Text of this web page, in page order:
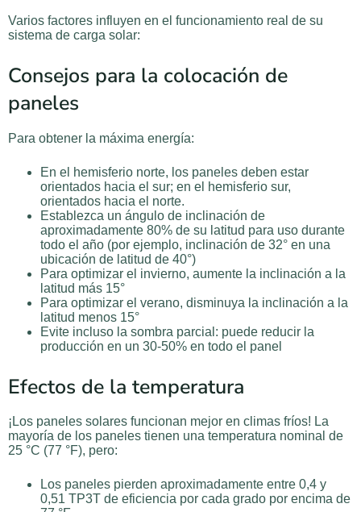
Varios factores influyen en el funcionamiento real de su
sistema de carga solar:
Consejos para la colocación de
paneles
Para obtener la máxima energía:
En el hemisferio norte, los paneles deben estar
orientados hacia el sur; en el hemisferio sur,
orientados hacia el norte.
Establezca un ángulo de inclinación de
aproximadamente 80% de su latitud para uso durante
todo el año (por ejemplo, inclinación de 32° en una
ubicación de latitud de 40°)
Para optimizar el invierno, aumente la inclinación a la
latitud más 15°
Para optimizar el verano, disminuya la inclinación a la
latitud menos 15°
Evite incluso la sombra parcial: puede reducir la
producción en un 30-50% en todo el panel
Efectos de la temperatura
¡Los paneles solares funcionan mejor en climas fríos! La
mayoría de los paneles tienen una temperatura nominal de
25 °C (77 °F), pero:
Los paneles pierden aproximadamente entre 0,4 y
0,51 TP3T de eficiencia por cada grado por encima de